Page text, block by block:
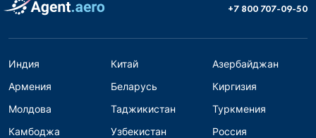
+7 800 707-09-50
Индия Китай
Азербайджан
Армения
Беларусь
Киргизия
Молдова
Таджикистан
Туркмения
Камбоджа
Узбекистан
Россия